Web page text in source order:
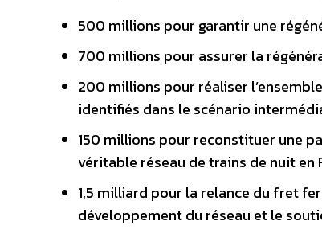
500 millions pour garantir une
700 millions pour assurer la
200 millions pour réaliser
identifiés dans le scénario
150 millions pour reconstituer une
véritable réseau de trains de nuit en
1,5 milliard pour la relance du fret
développement du réseau et le